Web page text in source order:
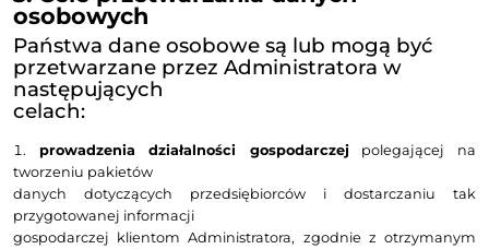
2. Dane kontaktowe
W sprawach związanych z
danych osobowych mogą się
kontaktować
z Administratorem pod nr tel. +48 17
93, adresem
lub na adres do korespondencji:
k/Mielca 39-307 Gawłuszowice